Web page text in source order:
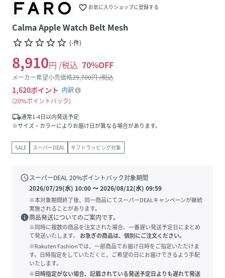
favorite_border お気に入りショップに登録する
Calma Apple Watch Belt Mesh
star_borderstar_borderstar_borderstar_borderstar_border (-件)
8,910円 /税込 70%OFF
メーカー希望小売価格29,700円 /税込
1,620ポイント 内訳
20%ポイントバック
local_shipping通常1-4日以内発送予定
※サイズ・カラーによりお届け日が異なる場合があります。
SALE スーパーDEAL ギフトラッピング対象
scheduleスーパーDEAL20%ポイントバック対象期間
2026/07/29(水) 10:00〜2026/08/12(水) 09:59
※本対象期間終了後、同一商品にてスーパーDEALキャンペーンが継続
実施されることがあります。
info商品発送についてのご案内です。
※同時に複数の商品を注文された場合、一番遅い発送予定日にまとめ
て発送いたします。
お急ぎの商品は、個別にご注文ください。
※Rakuten Fashionでは、一部商品でお届け日時をご指定いただけま
す。日時指定をしていただくと、ご希望の日にお届けできるよう手配
いたします。
※日時指定がない場合、記載されている発送予定日よりも遅れて発送